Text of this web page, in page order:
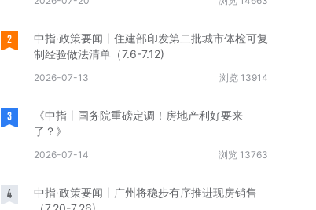
2
中指·政策要闻丨住建部印发第二批城市体检可复
制经验做法清单（7.6-7.12)
2026-07-13 浏览 13914
3
《中指丨国务院重磅定调！房地产利好要来
了？》
2026-07-14 浏览 13763
4
中指·政策要闻丨广州将稳步有序推进现房销售